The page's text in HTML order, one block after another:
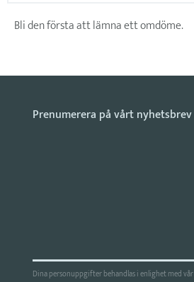
Bli den första att lämna ett omdöme.
Dina personuppgifter behandlas i enlighet med vår